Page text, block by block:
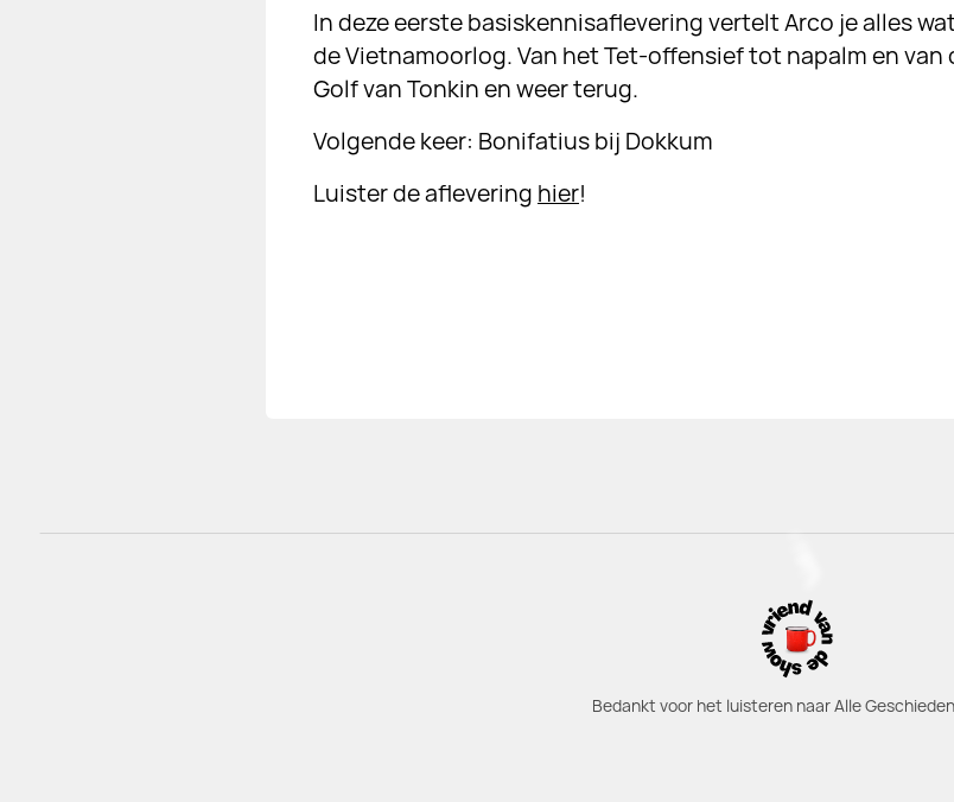
In deze eerste basiskennisaflevering vertelt Arco je alles
de Vietnamoorlog. Van het Tet-offensief tot napalm en van
Golf van Tonkin en weer terug.
Volgende keer: Bonifatius bij Dokkum
Luister de aflevering hier!
Bedankt voor het luisteren naar Alle